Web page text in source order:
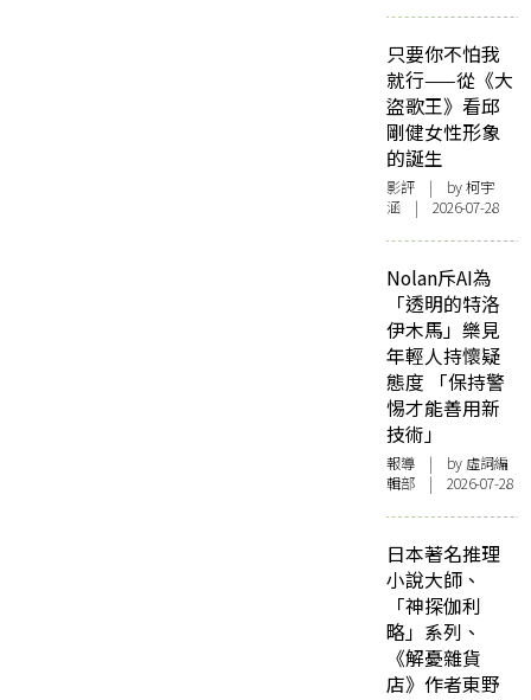
只要你不怕我
就行——從《大
盜歌王》看邱
剛健女性形象
的誕生
影評 | by 柯宇
涵 | 2026-07-28
Nolan斥AI為
「透明的特洛
伊木馬」樂見
年輕人持懷疑
態度 「保持警
惕才能善用新
技術」
報導 | by 虛詞編
輯部 | 2026-07-28
日本著名推理
小說大師、
「神探伽利
略」系列、
《解憂雜貨
店》作者東野